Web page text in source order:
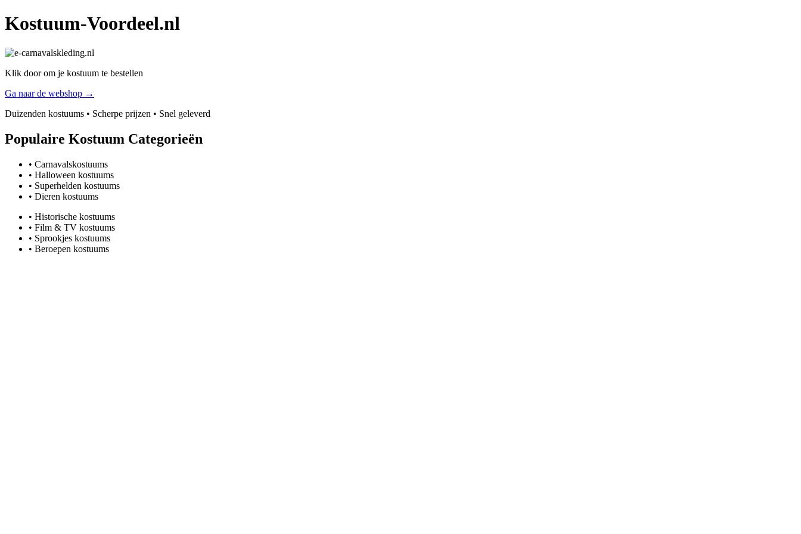
Kostuum-Voordeel.nl
Klik door om je kostuum te bestellen
Ga naar de webshop →
Duizenden kostuums • Scherpe prijzen • Snel geleverd
Populaire Kostuum Categorieën
• Carnavalskostuums
• Halloween kostuums
• Superhelden kostuums
• Dieren kostuums
• Historische kostuums
• Film & TV kostuums
• Sprookjes kostuums
• Beroepen kostuums